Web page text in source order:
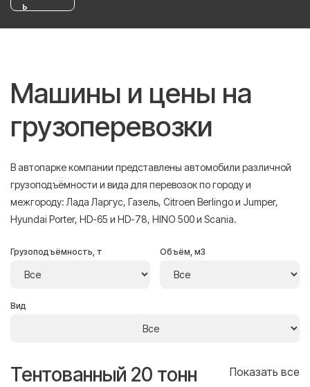
ь
Машины и цены на
грузоперевозки
В автопарке компании представлены автомобили различной
грузоподъёмности и вида для перевозок по городу и
межгороду: Лада Ларгус, Газель, Citroen Berlingo и Jumper,
Hyundai Porter, HD-65 и HD-78, HINO 500 и Scania.
Грузоподъёмность, т Объём, м3
Вид
Тентованный 20 тонн Показать все